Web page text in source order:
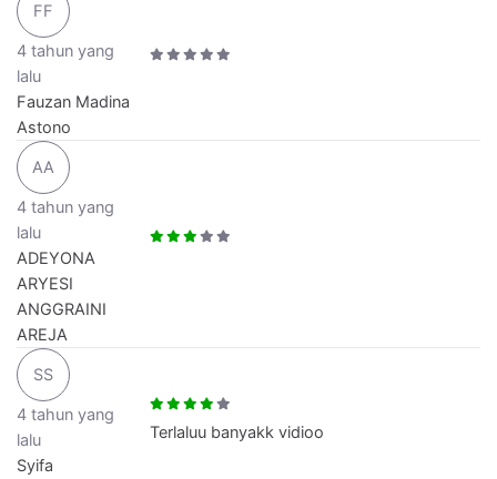
FF
4 tahun yang
lalu
Fauzan Madina
Astono
AA
4 tahun yang
lalu
ADEYONA
ARYESI
ANGGRAINI
AREJA
SS
4 tahun yang
lalu
Syifa
Terlaluu banyakk vidioo